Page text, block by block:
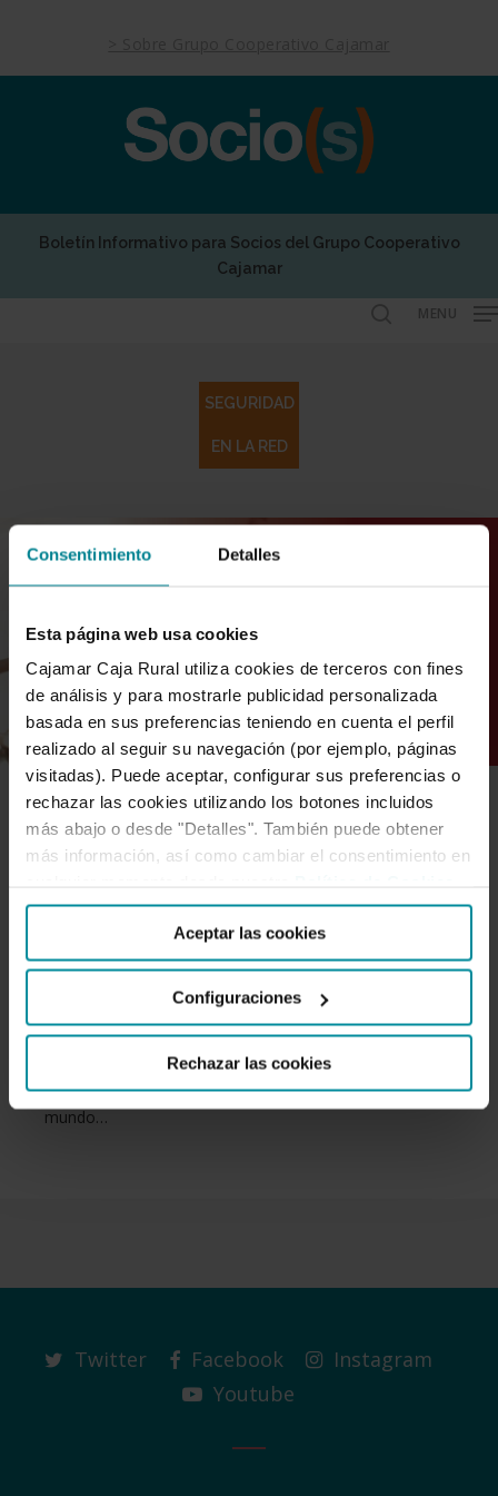
Consentimiento Detalles
Esta página web usa cookies
Cajamar Caja Rural utiliza cookies de terceros con fines
de análisis y para mostrarle publicidad personalizada
basada en sus preferencias teniendo en cuenta el perfil
realizado al seguir su navegación (por ejemplo, páginas
visitadas). Puede aceptar, configurar sus preferencias o
rechazar las cookies utilizando los botones incluidos
más abajo o desde "Detalles". También puede obtener
más información, así como cambiar el consentimiento en
Aceptar las cookies
Configuraciones
Rechazar las cookies
main
Boletín Informativo para Socios del Grupo Cooperativo
Cajamar
MENU
SEGURIDAD
EN LA RED
SOCIEDAD DIGITAL
El Grupo Cooperativo Cajamar se
incorpora a la ‘Red Lyra’
Creada por un consorcio multisectorial de empresas
españolas innovadoras en sus diferentes sectores, 'Lyra'
es la primera plataforma tecnológica multisectorial del
mundo…
Twitter Facebook
Instagram
Youtube